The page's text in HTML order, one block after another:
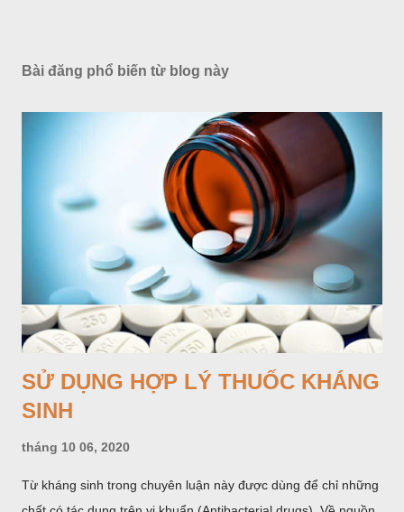
SỬ DỤNG HỢP LÝ THUỐC KHÁNG
SINH
Từ kháng sinh trong chuyên luận này được dùng để chỉ những
chất có tác dụng trên vi khuẩn (Antibacterial drugs). Về nguồn
gốc, nhóm này bao gồm không chỉ những chất có nguồn gốc
từ vi khuẩn, nấm, xạ khuẩn (ví dụ: các penicilin, các
cephalosporin, các aminoglycosid...) như định nghĩa trước kia
mà cả những chất có nguồn gốc hoàn toàn do tổng hợp hóa
dược (cotrimoxazol, fluoroquinolon...). Thuốc kháng sinh là
nhóm thuốc có vai trò rất quan trọng trong chăm sóc sức khoẻ,
đặc biệt là ở những nước có tỷ lệ bệnh nhiễm khuẩn cao như
Việt Nam. Tuy nhiên đây lại là một nhóm thuốc bị lạm dụng
mất đi những thuốc có chỉ số Hiệu quả/An toàn cao trong điều
CHIA SẺ ĐĂNG NHẬN XÉT XEM THÊM »